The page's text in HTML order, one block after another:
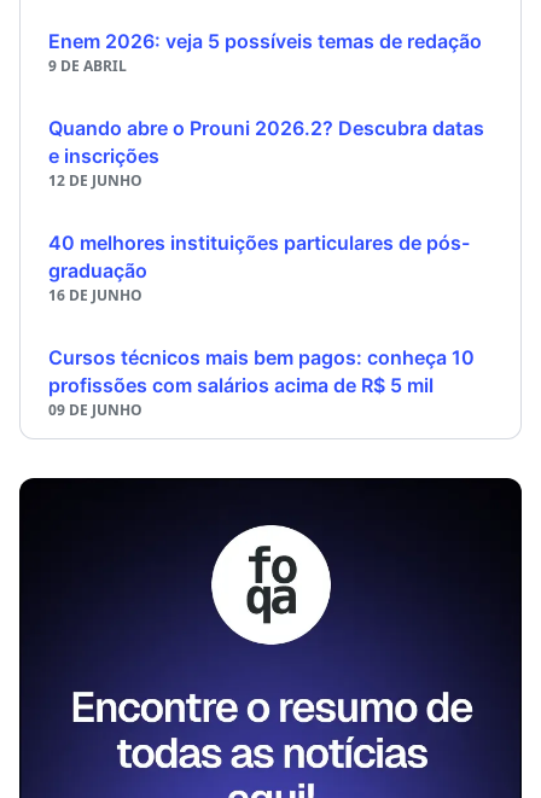
Enem 2026: veja 5 possíveis temas de redação
9 DE ABRIL
Quando abre o Prouni 2026.2? Descubra datas
e inscrições
12 DE JUNHO
40 melhores instituições particulares de pós-
graduação
16 DE JUNHO
Cursos técnicos mais bem pagos: conheça 10
profissões com salários acima de R$ 5 mil
09 DE JUNHO